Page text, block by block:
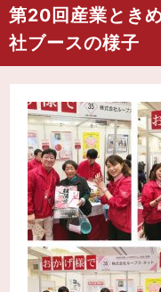
第20回産業とき
社ブースの様子